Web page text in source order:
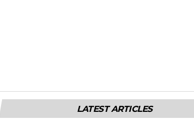
LATEST ARTICLES